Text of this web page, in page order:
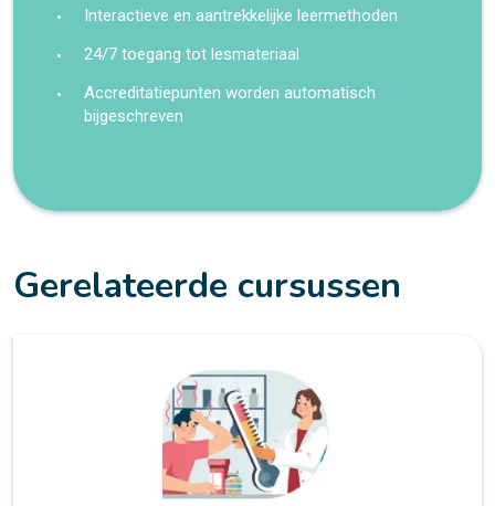
Interactieve en aantrekkelijke leermethoden
24/7 toegang tot lesmateriaal
Accreditatiepunten worden automatisch
bijgeschreven
Gerelateerde cursussen